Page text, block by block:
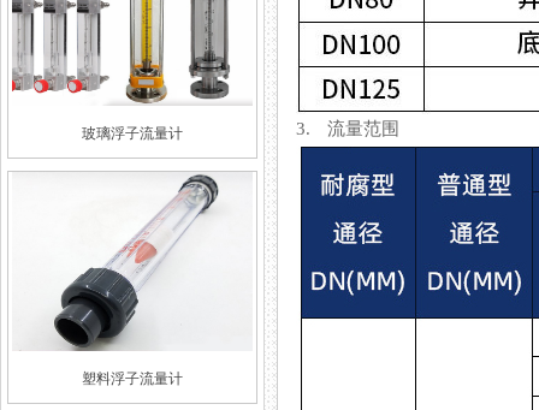
玻璃浮子流量计
塑料浮子流量计
3. 流量范围